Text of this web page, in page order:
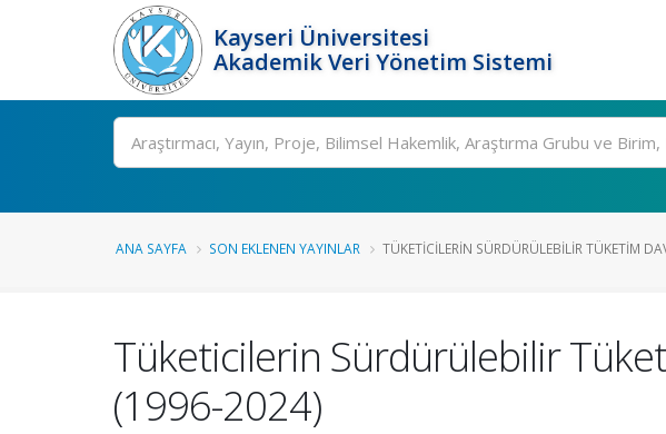
Kayseri Üniversitesi
Akademik Veri Yönetim Sistemi
Ara
ANA SAYFA SON EKLENEN YAYINLAR TÜKETICILERIN SÜRDÜRÜLEBILIR TÜKETIM
Tüketicilerin Sürdürülebilir
(1996-2024)